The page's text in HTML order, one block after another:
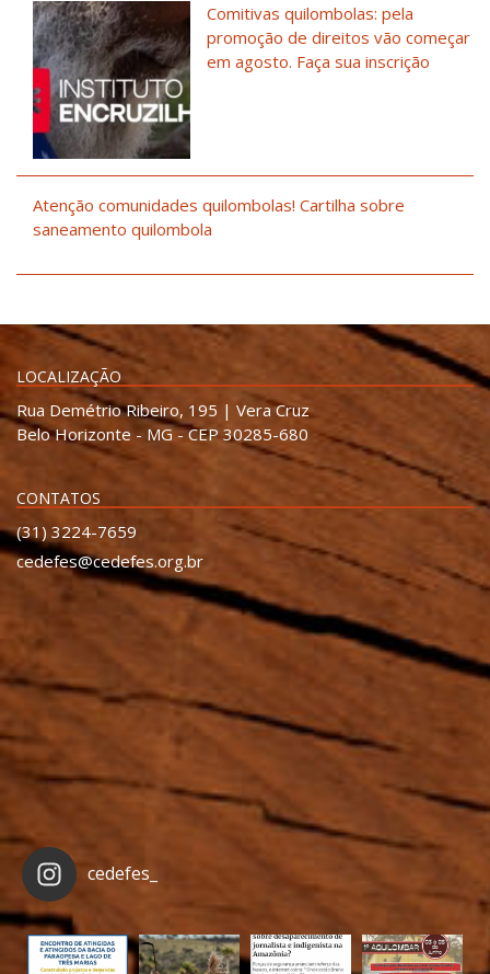
Comitivas quilombolas: pela
promoção de direitos vão começar
em agosto. Faça sua inscrição
Atenção comunidades quilombolas! Cartilha sobre
saneamento quilombola
LOCALIZAÇÃO
Rua Demétrio Ribeiro, 195 | Vera Cruz
Belo Horizonte - MG - CEP 30285-680
CONTATOS
(31) 3224-7659
cedefes@cedefes.org.br
cedefes_